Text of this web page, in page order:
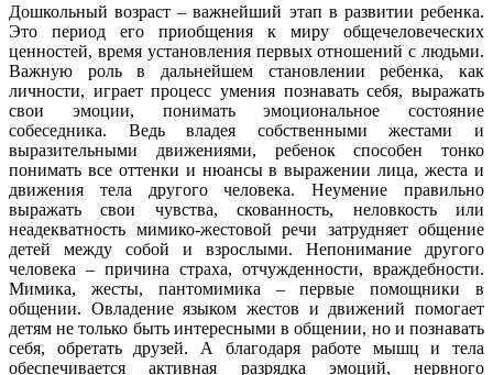
Дошкольный возраст – важнейший этап в развитии ребенка.
Это период его приобщения к миру общечеловеческих
ценностей, время установления первых отношений с людьми.
Важную роль в дальнейшем становлении ребенка, как
личности, играет процесс умения познавать себя, выражать
свои эмоции, понимать эмоциональное состояние
собеседника. Ведь владея собственными жестами и
выразительными движениями, ребенок способен тонко
понимать все оттенки и нюансы в выражении лица, жеста и
движения тела другого человека. Неумение правильно
выражать свои чувства, скованность, неловкость или
неадекватность мимико-жестовой речи затрудняет общение
детей между собой и взрослыми. Непонимание другого
человека – причина страха, отчужденности, враждебности.
Мимика, жесты, пантомимика – первые помощники в
общении. Овладение языком жестов и движений помогает
детям не только быть интересными в общении, но и познавать
себя, обретать друзей. А благодаря работе мышц и тела
обеспечивается активная разрядка эмоций, нервного